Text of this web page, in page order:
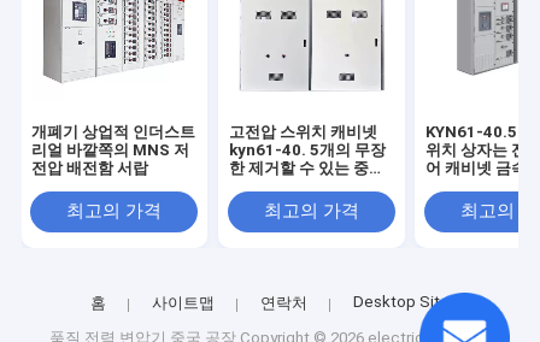
개폐기 상업적 인더스트
리얼 바깥쪽의 MNS 저
전압 배전함 서랍
최고의 가격
고전압 스위치 캐비넷
kyn61-40. 5개의 무장
한 제거할 수 있는 중앙
압 스위치 캐비넷
KYN28A-12
최고의 가격
KYN61-40.5 고
위치 상자는 전
어 캐비넷 금속
다
최고의
홈 사이트맵 연락처 Desktop Site
품질 전력 변압기 중국 공장.Copyright © 2026 electrical-power-